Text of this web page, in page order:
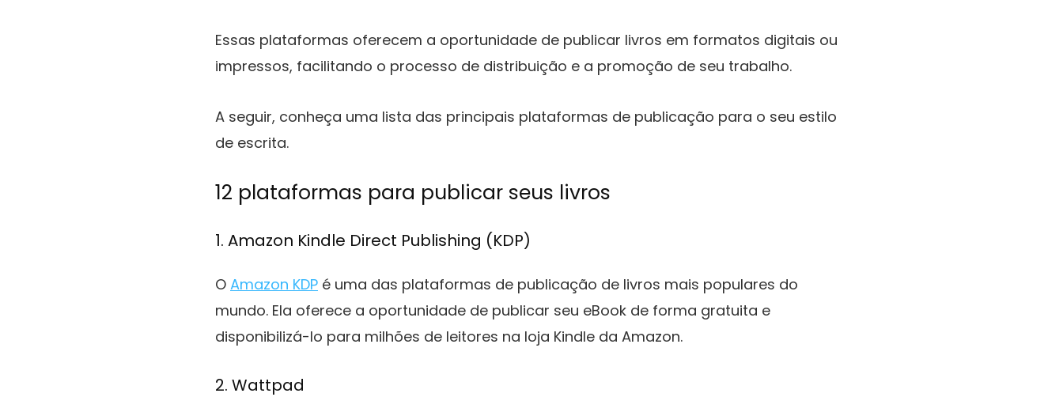
Essas plataformas oferecem a oportunidade de publicar livros em formatos digitais ou
impressos, facilitando o processo de distribuição e a promoção de seu trabalho.
A seguir, conheça uma lista das principais plataformas de publicação para o seu estilo
de escrita.
12 plataformas para publicar seus livros
1. Amazon Kindle Direct Publishing (KDP)
O Amazon KDP é uma das plataformas de publicação de livros mais populares do
mundo. Ela oferece a oportunidade de publicar seu eBook de forma gratuita e
disponibilizá-lo para milhões de leitores na loja Kindle da Amazon.
2. Wattpad